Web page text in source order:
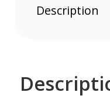
Description